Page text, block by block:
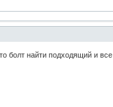
болт найти подходящий и все